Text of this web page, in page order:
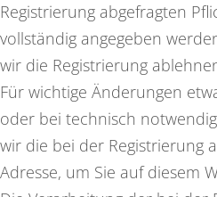
Registrierung abgefragten
vollständig angegeben
wir die Registrierung
Für wichtige Änderungen
oder bei technisch
wir die bei der Registrierung
Adresse, um Sie auf diesem